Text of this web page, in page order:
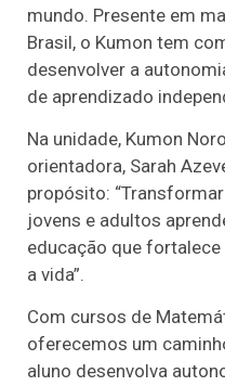
mundo. Presente em
Brasil, o Kumon tem
desenvolver a
de aprendizado
Na unidade, Kumon
orientadora, Sarah
propósito:
jovens e adultos
educação que
a vida”.
Com cursos de
oferecemos um
aluno desenvolva